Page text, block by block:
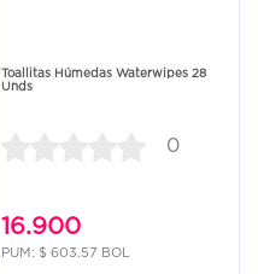
Toallitas Húmedas Waterwipes 28
Unds
0
16.900
PUM: $ 603.57 BOL